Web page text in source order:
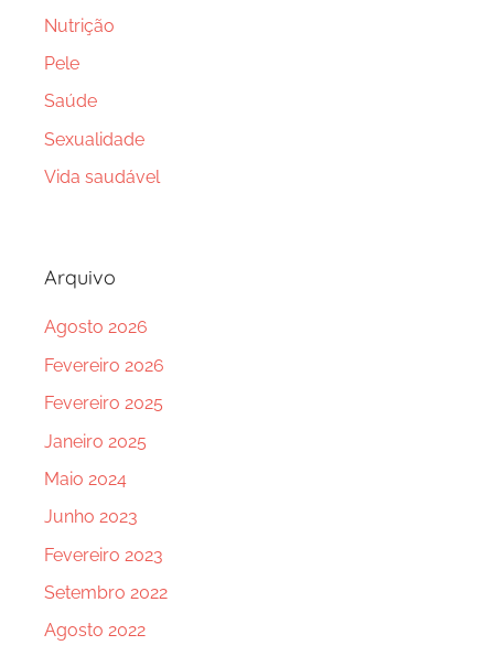
Nutrição
Pele
Saúde
Sexualidade
Vida saudável
Arquivo
Agosto 2026
Fevereiro 2026
Fevereiro 2025
Janeiro 2025
Maio 2024
Junho 2023
Fevereiro 2023
Setembro 2022
Agosto 2022